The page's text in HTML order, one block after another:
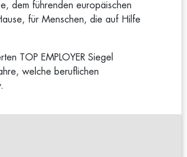
dem führenden europäischen
für Menschen, die auf Hilfe
TOP EMPLOYER Siegel
welche beruflichen